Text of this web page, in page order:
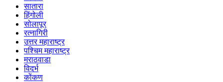
सातारा
हिंगोली
सोलापूर
रत्नागिरी
उत्तर महाराष्ट्र
पश्चिम महाराष्ट्र
मराठवाडा
विदर्भ
कोंकण